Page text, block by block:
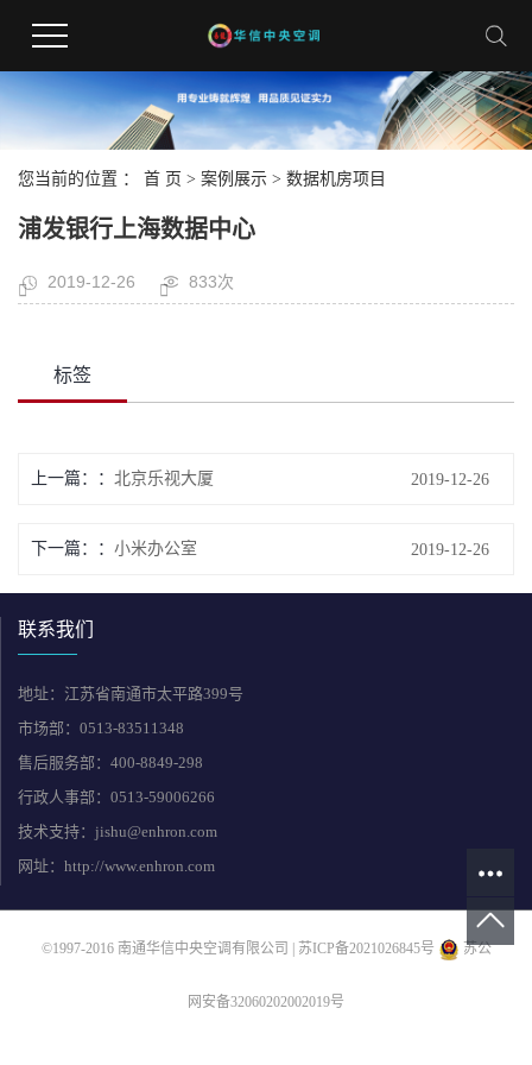
您当前的位置 ： 首 页 > 案例展示 > 数据机房项目
浦发银行上海数据中心
2019-12-26 833次
标签
上一篇： 北京乐视大厦 2019-12-26
下一篇： 小米办公室 2019-12-26
联系我们
地址：江苏省南通市太平路399号
市场部：0513-83511348
售后服务部：400-8849-298
行政人事部：0513-59006266
技术支持：jishu@enhron.com
网址：http://www.enhron.com
©1997-2016 南通华信中央空调有限公司 | 苏ICP备2021026845号 苏公
网安备32060202002019号